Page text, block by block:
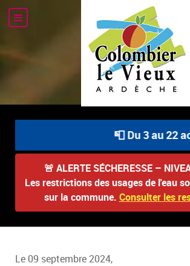
📮 Du 3 au 22
🚨 ALERTE SÉCHERESSE –
Les restrictions des usages de l'eau
sur la commune. Consulter les
Le 09 septembre 2024,